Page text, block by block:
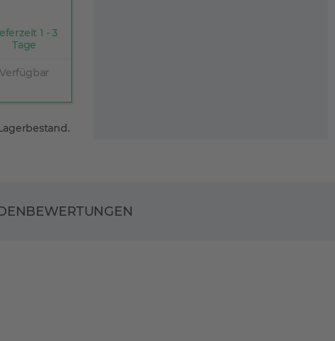
1 - 3
Tage
Verfügbar